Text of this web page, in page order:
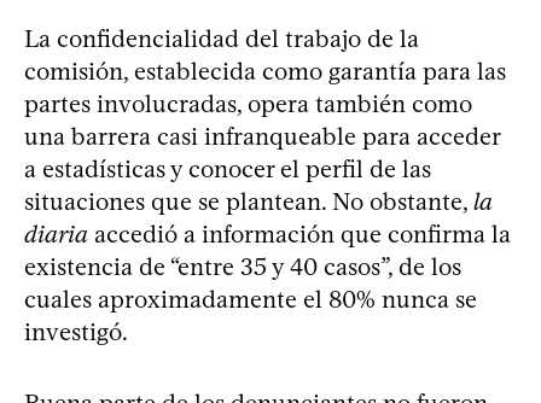
La confidencialidad del trabajo de la
comisión, establecida como garantía para las
partes involucradas, opera también como
una barrera casi infranqueable para acceder
a estadísticas y conocer el perfil de las
situaciones que se plantean. No obstante, la
diaria accedió a información que confirma la
existencia de “entre 35 y 40 casos”, de los
cuales aproximadamente el 80% nunca se
investigó.